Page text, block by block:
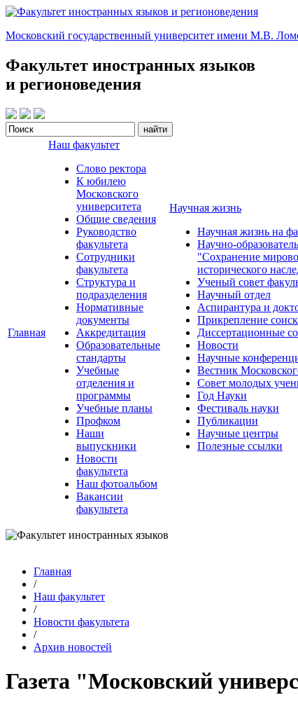
Московский государственный университет имени М.В.
Факультет иностранных языков
и регионоведения
Главная
Наш факультет
Слово ректора
К юбилею
Московского
университета
Общие сведения
Руководство
факультета
Сотрудники
факультета
Структура и
подразделения
Нормативные
документы
Аккредитация
Образовательные
стандарты
Учебные
отделения и
программы
Учебные планы
Профком
Наши
выпускники
Новости
факультета
Наш фотоальбом
Вакансии
факультета
Научная жизнь
Научная жизнь на
Научно-
"Сохранение
исторического
Ученый совет
Научный отдел
Аспирантура и
Прикрепление
Диссертационные
Новости
Научные
Вестник
Совет молодых
Год Науки
Фестиваль науки
Публикации
Научные центры
Полезные ссылки
Главная
/
Наш факультет
/
Новости факультета
/
Архив новостей
Газета "Московский